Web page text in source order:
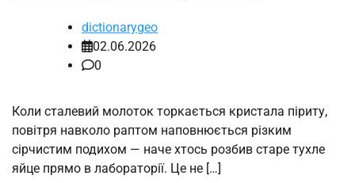
dictionarygeo
02.06.2026
0
Коли сталевий молоток торкається кристала піриту,
повітря навколо раптом наповнюється різким
сірчистим подихом — наче хтось розбив старе тухле
яйце прямо в лабораторії. Це не […]